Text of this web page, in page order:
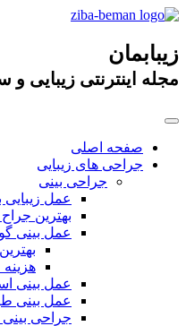
زیبابمان
مجله اینترنتی زیبایی و
صفحه اصلی
جراحی های زیبایی
جراحی بینی
عمل زیبایی
بهترین جراح
عمل بینی
عمل بینی
عمل بینی
جراحی بینی